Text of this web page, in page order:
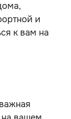
и
к вам на